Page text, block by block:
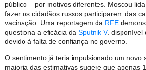
público – por motivos diferentes. Moscou
fazer os cidadãos russos participarem das
vacinação. Uma reportagem da RFE
questiona a eficácia da Sputnik V, disponível
devido à falta de confiança no governo.
O sentimento já teria impulsionado um novo
maioria das estimativas sugere que apenas